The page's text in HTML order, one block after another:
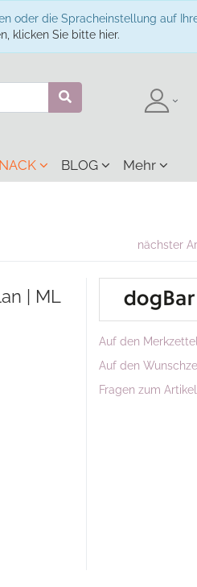
oder die Spracheinstellung auf
klicken Sie bitte hier.
BLOG Mehr
nächster
| ML
Auf den Merkzettel
Auf den
Fragen zum Artikel